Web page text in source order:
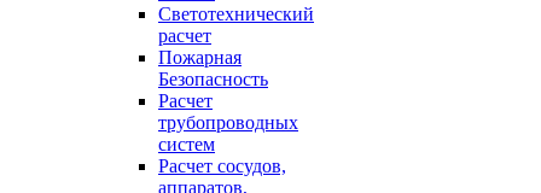
Светотехнический
расчет
Пожарная
Безопасность
Расчет
трубопроводных
систем
Расчет сосудов,
аппаратов,